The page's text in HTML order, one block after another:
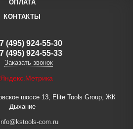
ОПЛАТА
КОНТАКТЫ
(495) 924-55-30
(495) 924-55-33
Заказать звонок
шоссе 13, Elite Tools Group, ЖК
Дыхание
info@kstools-com.ru